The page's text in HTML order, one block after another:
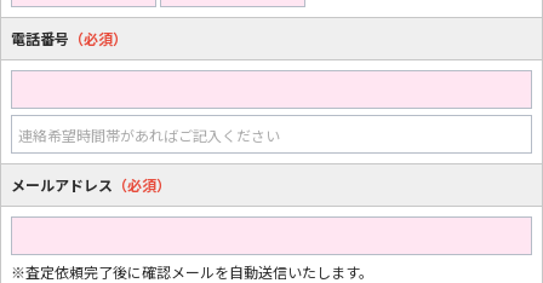
電話番号 （必須）
連絡希望時間帯があればご記入ください
メールアドレス （必須）
※査定依頼完了後に確認メールを自動送信いたします。